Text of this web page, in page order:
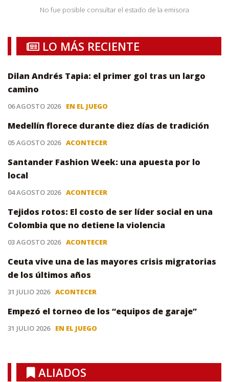
No fue posible consultar el estado de la emisora
LO MÁS RECIENTE
Dilan Andrés Tapia: el primer gol tras un largo
camino
06 AGOSTO 2026 EN EL JUEGO
Medellín florece durante diez días de tradición
05 AGOSTO 2026 ACONTECER
Santander Fashion Week: una apuesta por lo
local
04 AGOSTO 2026 ACONTECER
Tejidos rotos: El costo de ser líder social en una
Colombia que no detiene la violencia
03 AGOSTO 2026 ACONTECER
Ceuta vive una de las mayores crisis migratorias
de los últimos años
31 JULIO 2026 ACONTECER
Empezó el torneo de los “equipos de garaje”
31 JULIO 2026 EN EL JUEGO
ALIADOS